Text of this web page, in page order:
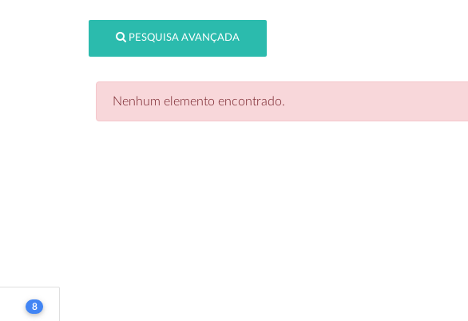
8
PESQUISA AVANÇADA
Nenhum elemento encontrado.